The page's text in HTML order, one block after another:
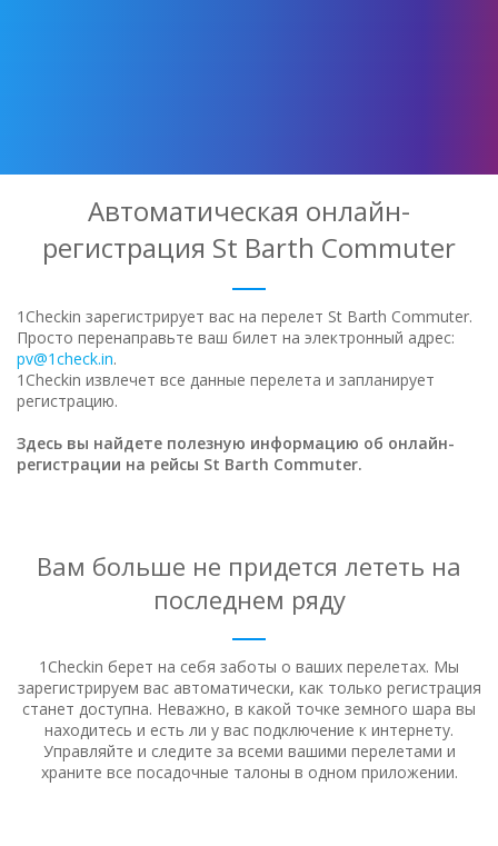
Автоматическая онлайн-
регистрация St Barth Commuter
1Checkin зарегистрирует вас на перелет St Barth Commuter.
Просто перенаправьте ваш билет на электронный адрес:
pv@1check.in.
1Checkin извлечет все данные перелета и запланирует
регистрацию.
Здесь вы найдете полезную информацию об онлайн-
регистрации на рейсы St Barth Commuter.
Вам больше не придется лететь на
последнем ряду
1Checkin берет на себя заботы о ваших перелетах. Мы
зарегистрируем вас автоматически, как только регистрация
станет доступна. Неважно, в какой точке земного шара вы
находитесь и есть ли у вас подключение к интернету.
Управляйте и следите за всеми вашими перелетами и
храните все посадочные талоны в одном приложении.